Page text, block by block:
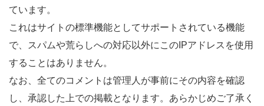
ています。
これはサイトの標準機能としてサポートされている機能
で、スパムや荒らしへの対応以外にこのIPアドレスを使用
することはありません。
なお、全てのコメントは管理人が事前にその内容を確認
し、承認した上での掲載となります。あらかじめご了承く